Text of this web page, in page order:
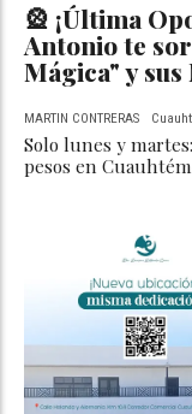
🎡 ¡Última
Antonio te
Mágica" y
MARTIN CONTRERAS
Solo lunes y
pesos en